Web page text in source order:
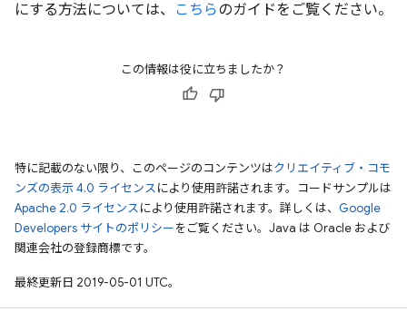
にする方法については、 こちらのガイドをご覧ください。
この情報は役に立ちましたか？
特に記載のない限り、このページのコンテンツはクリエイティブ・コモ
ンズの表示 4.0 ライセンスにより使用許諾されます。コードサンプルは
Apache 2.0 ライセンスにより使用許諾されます。詳しくは、 Google
Developers サイトのポリシーをご覧ください。Java は Oracle および
関連会社の登録商標です。
最終更新日 2019-05-01 UTC。